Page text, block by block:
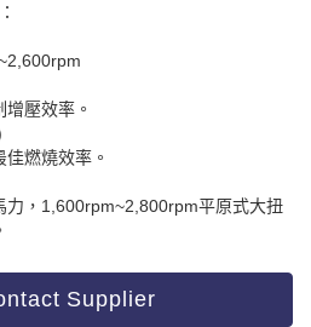
壓效率。
燃燒效率。
力，1,600rpm~2,800rpm平原式大扭
Supplier